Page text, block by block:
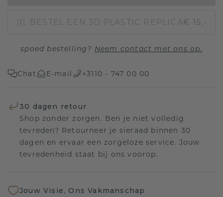
BESTEL EEN 3D PLASTIC REPLICA€ 15,-
spoed bestelling? Neem contact met ons op.
Chat E-mail +3110 - 747 00 00
30 dagen retour
Shop zonder zorgen. Ben je niet volledig
tevreden? Retourneer je sieraad binnen 30
dagen en ervaar een zorgeloze service. Jouw
tevredenheid staat bij ons voorop.
Jouw Visie, Ons Vakmanschap